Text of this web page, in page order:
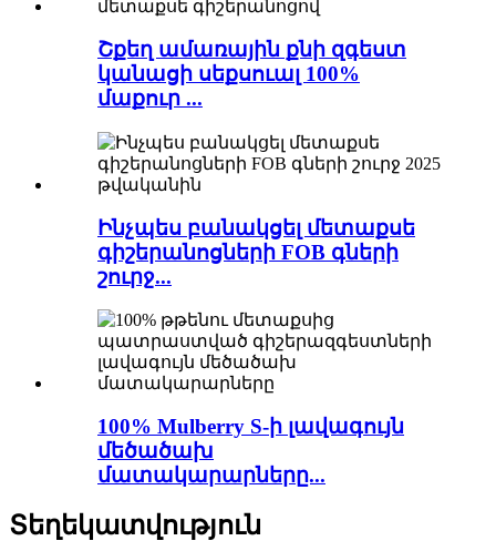
Շքեղ ամառային քնի զգեստ
կանացի սեքսուալ 100%
մաքուր ...
Ինչպես բանակցել մետաքսե
գիշերանոցների FOB գների
շուրջ...
100% Mulberry S-ի լավագույն
մեծածախ
մատակարարները...
Տեղեկատվություն